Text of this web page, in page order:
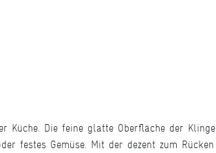
Küche. Die feine glatte Oberfläche der Klinge
festes Gemüse. Mit der dezent zum Rücken